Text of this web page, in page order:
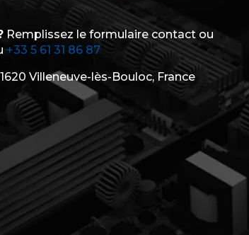
Remplissez le formulaire contact ou
+33 5 61 31 86 87
Villeneuve-lès-Bouloc, France